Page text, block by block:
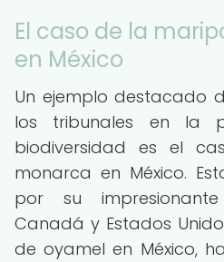
El caso de la
en México
Un ejemplo destacado
los tribunales en la
biodiversidad es el
monarca en México.
por su
Canadá y Estados
de oyamel en México,